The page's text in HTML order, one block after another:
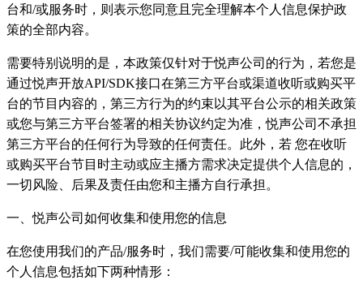
台和/或服务时，则表示您同意且完全理解本个人信息保护政
策的全部内容。
需要特别说明的是，本政策仅针对于悦声公司的行为，若您是
通过悦声开放API/SDK接口在第三方平台或渠道收听或购买平
台的节目内容的，第三方行为的约束以其平台公示的相关政策
或您与第三方平台签署的相关协议约定为准，悦声公司不承担
第三方平台的任何行为导致的任何责任。此外，若 您在收听
或购买平台节目时主动或应主播方需求决定提供个人信息的，
一切风险、后果及责任由您和主播方自行承担。
一、悦声公司如何收集和使用您的信息
在您使用我们的产品/服务时，我们需要/可能收集和使用您的
个人信息包括如下两种情形：